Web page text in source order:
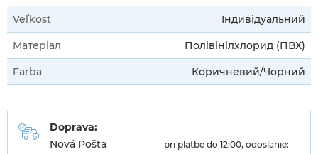
Veľkosť Індивідуальний
Матеріал Полівінілхлорид (ПВХ)
Farba Коричневий/Чорний
Doprava:
Nová Pošta
pri platbe do 12:00, odoslanie: